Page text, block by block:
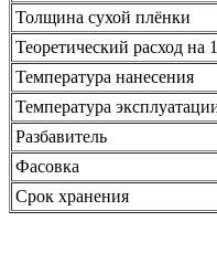
Толщина сухой плёнки
Теоретический расход на
Температура нанесения
Температура
Разбавитель
Фасовка
Срок хранения